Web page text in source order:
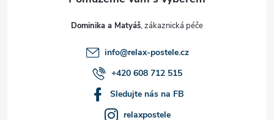
Dominika a Matyáš
info@relax-postele.cz
+420 608 712 515
Sledujte nás na FB
relaxpostele